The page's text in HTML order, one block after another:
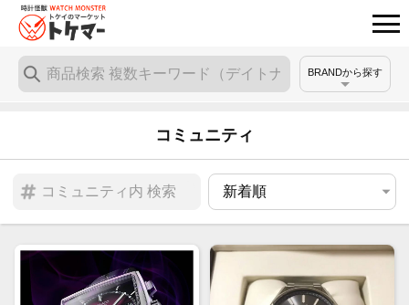
BRANDから探す
コミュニティ